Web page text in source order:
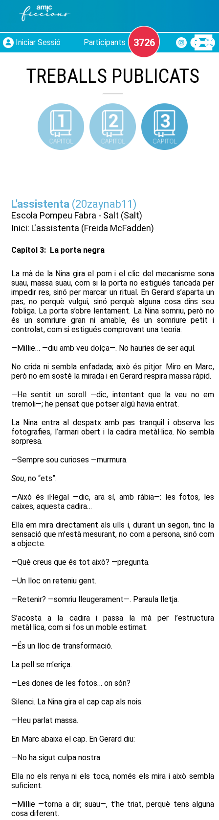
Iniciar Sessió Participants 3726
TREBALLS PUBLICATS
L'assistenta (20zaynab11)
Escola Pompeu Fabra - Salt (Salt)
Inici: L'assistenta (Freida McFadden)
Capítol 3: La porta negra
La mà de la Nina gira el pom i el clic del mecanisme sona
suau, massa suau, com si la porta no estigués tancada per
impedir res, sinó per marcar un ritual. En Gerard s’aparta un
pas, no perquè vulgui, sinó perquè alguna cosa dins seu
l’obliga. La porta s’obre lentament. La Nina somriu, però no
és un somriure gran ni amable, és un somriure petit i
controlat, com si estigués comprovant una teoria.
—Millie… —diu amb veu dolça—. No hauries de ser aquí.
No crida ni sembla enfadada; això és pitjor. Miro en Marc,
però no em sosté la mirada i en Gerard respira massa ràpid.
—He sentit un soroll —dic, intentant que la veu no em
tremoli—; he pensat que potser algú havia entrat.
La Nina entra al despatx amb pas tranquil i observa les
fotografies, l’armari obert i la cadira metàl·lica. No sembla
sorpresa.
—Sempre sou curioses —murmura.
Sou, no “ets”.
—Això és il·legal —dic, ara sí, amb ràbia—: les fotos, les
caixes, aquesta cadira…
Ella em mira directament als ulls i, durant un segon, tinc la
sensació que m’està mesurant, no com a persona, sinó com
a objecte.
—Què creus que és tot això? —pregunta.
—Un lloc on reteniu gent.
—Retenir? —somriu lleugerament—. Paraula lletja.
S’acosta a la cadira i passa la mà per l’estructura
metàl·lica, com si fos un moble estimat.
—És un lloc de transformació.
La pell se m’eriça.
—Les dones de les fotos… on són?
Silenci. La Nina gira el cap cap als nois.
—Heu parlat massa.
En Marc abaixa el cap. En Gerard diu:
—No ha sigut culpa nostra.
Ella no els renya ni els toca, només els mira i això sembla
suficient.
—Millie —torna a dir, suau—, t’he triat, perquè tens alguna
cosa diferent.